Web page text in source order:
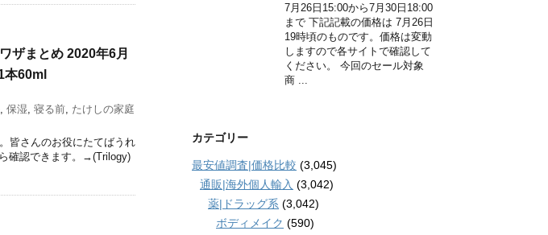
ザまとめ 2020年6月
60ml
, 保湿, 寝る前, たけしの家庭
皆さんのお役にたてばうれ
確認できます。→(Trilogy)
7月26日15:00から7月30日18:00
まで 下記記載の価格は 7月26日
19時頃のものです。価格は変動
しますので各サイトで確認して
ください。 今回のセール対象
商 ...
カテゴリー
最安値調査|価格比較 (3,045)
通販|海外個人輸入 (3,042)
薬|ドラッグ系 (3,042)
ボディメイク (590)